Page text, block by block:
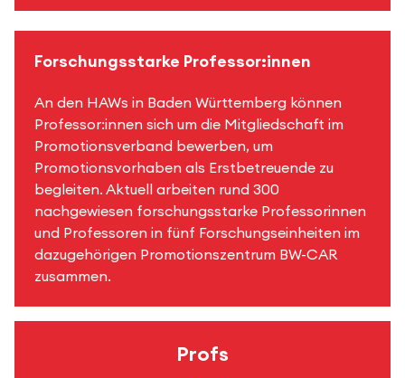
Forschungsstarke Professor:innen
An den HAWs in Baden Württemberg können
Professor:innen sich um die Mitgliedschaft im
Promotionsverband bewerben, um
Promotionsvorhaben als Erstbetreuende zu
begleiten. Aktuell arbeiten rund 300
nachgewiesen forschungsstarke Professorinnen
und Professoren in fünf Forschungseinheiten im
dazugehörigen Promotionszentrum BW-CAR
zusammen.
Profs